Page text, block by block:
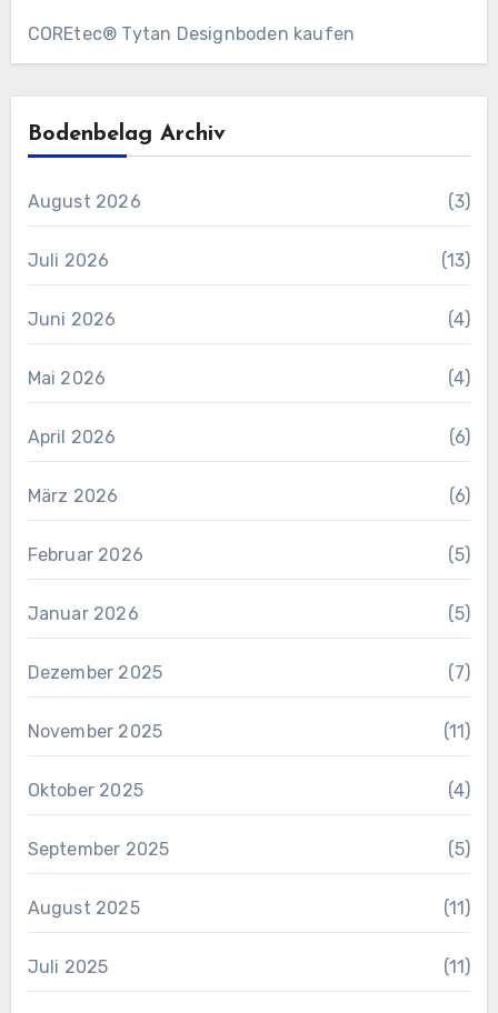
COREtec® Tytan Designboden kaufen
Bodenbelag Archiv
August 2026 (3)
Juli 2026 (13)
Juni 2026 (4)
Mai 2026 (4)
April 2026 (6)
März 2026 (6)
Februar 2026 (5)
Januar 2026 (5)
Dezember 2025 (7)
November 2025 (11)
Oktober 2025 (4)
September 2025 (5)
August 2025 (11)
Juli 2025 (11)